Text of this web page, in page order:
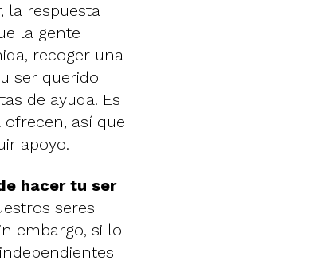
la respuesta
la gente
recoger una
ser querido
de ayuda. Es
así que
apoyo.
hacer tu ser
seres
embargo, si lo